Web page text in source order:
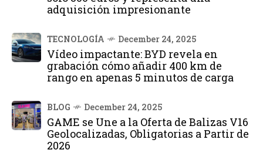
adquisición impresionante
TECNOLOGÍA December 24, 2025
Vídeo impactante: BYD revela en
grabación cómo añadir 400 km de
rango en apenas 5 minutos de carga
BLOG December 24, 2025
GAME se Une a la Oferta de Balizas V16
Geolocalizadas, Obligatorias a Partir de
2026